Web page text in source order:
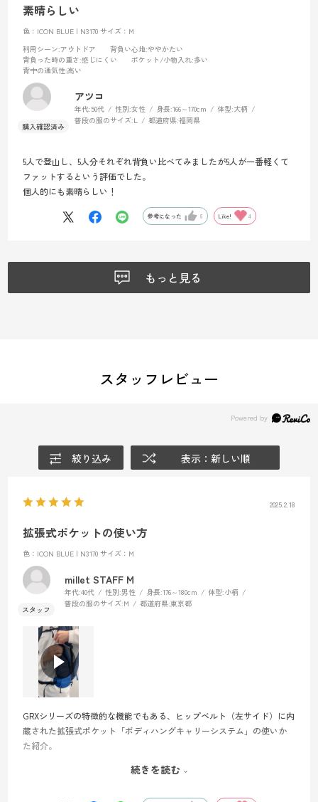
素晴らしい
色：ICON BLUE | N3170 サイズ：M
利用シーン:アウトドア 背負い心地:ややかたい
背負った時の重さ:感じにくい ポケット/小物入れ:多い
背中の通気性:高い
アツコ
年代:50代 性別:女性 身長:166～170cm 体型:大柄
普段の服のサイズ:L 都道府県:福岡県
5人で登山し、5人分それぞれ背負い比べてみましたが5人が一番軽くて
ファットするという評価でした。
個人的にも素晴らしい！
参考になった 6 Like! 4
もっと見る
スタッフレビュー
絞り込み 表示：新しい順
2025.2.18
拡張式ポケットの使い方
色：ICON BLUE | N3170 サイズ：M
millet STAFF M
年代:40代 性別:男性 身長:176～180cm 体型:小柄
普段の服のサイズ:M 都道府県:東京都
GRXシリーズの特徴的な機能でもある、ヒップベルト（左サイド）に内
蔵された拡張式ポケット「ボディハングキャリーシステム」の使いか
た紹介。
行動中に素早い出し入れを可能にします。
続きを読む